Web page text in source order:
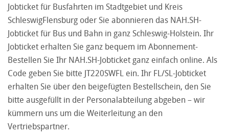
Jobticket für Busfahrten im Stadtgebiet und Kreis
Schleswig­Flensburg oder Sie abonnieren das NAH.SH-
Jobticket für Bus und Bahn in ganz Schleswig-Holstein. Ihr
Jobticket erhalten Sie ganz bequem im Abonnement-
Bestellen Sie Ihr NAH.SH-Jobticket ganz einfach online. Als
Code geben Sie bitte JT220SWFL ein. Ihr FL/SL-Jobticket
erhalten Sie über den beigefügten Bestellschein, den Sie
bitte ausgefüllt in der Personalabteilung abgeben – wir
kümmern uns um die Weiterleitung an den
Vertriebspartner.